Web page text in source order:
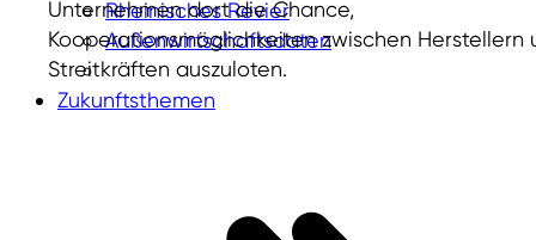
Rheinisches Revier
Außenwirtschaftsdaten
Zukunftsthemen
Unternehmen dort die Chance,
Kooperationsmöglichkeiten zwischen Herstellern
Streitkräften auszuloten.